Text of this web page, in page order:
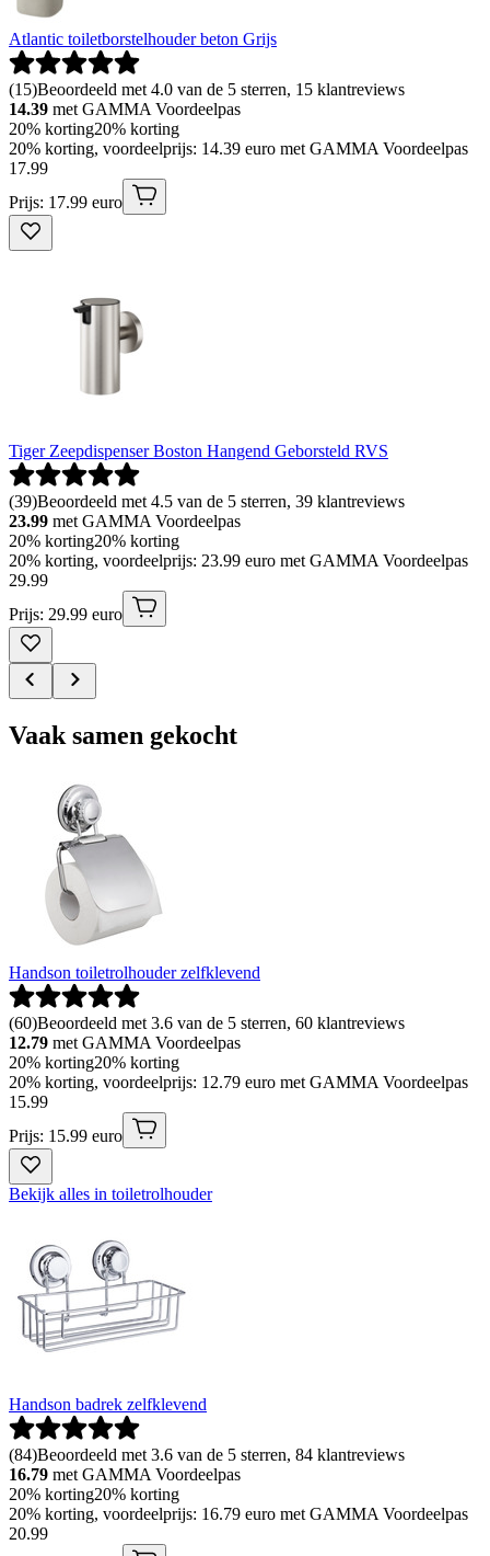
Atlantic toiletborstelhouder beton Grijs
(15)Beoordeeld met 4.0 van de 5 sterren, 15 klantreviews
14.39 met GAMMA Voordeelpas
20% korting20% korting
20% korting, voordeelprijs: 14.39 euro met GAMMA Voordeelpas
17.99
Prijs: 17.99 euro
Tiger Zeepdispenser Boston Hangend Geborsteld RVS
(39)Beoordeeld met 4.5 van de 5 sterren, 39 klantreviews
23.99 met GAMMA Voordeelpas
20% korting20% korting
20% korting, voordeelprijs: 23.99 euro met GAMMA Voordeelpas
29.99
Prijs: 29.99 euro
Vaak samen gekocht
Handson toiletrolhouder zelfklevend
(60)Beoordeeld met 3.6 van de 5 sterren, 60 klantreviews
12.79 met GAMMA Voordeelpas
20% korting20% korting
20% korting, voordeelprijs: 12.79 euro met GAMMA Voordeelpas
15.99
Prijs: 15.99 euro
Bekijk alles in toiletrolhouder
Handson badrek zelfklevend
(84)Beoordeeld met 3.6 van de 5 sterren, 84 klantreviews
16.79 met GAMMA Voordeelpas
20% korting20% korting
20% korting, voordeelprijs: 16.79 euro met GAMMA Voordeelpas
20.99